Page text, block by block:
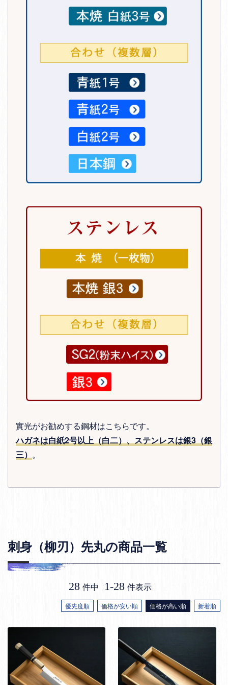
實光がお勧めする鋼材はこちらです。
ハガネは白紙2号以上（白二）、ステンレスは銀3（銀
三） 。
刺身（柳刃）先丸の商品一覧
優先度順 価格が安い順 価格が高い順 新着順
28 件中 1-28 件表示